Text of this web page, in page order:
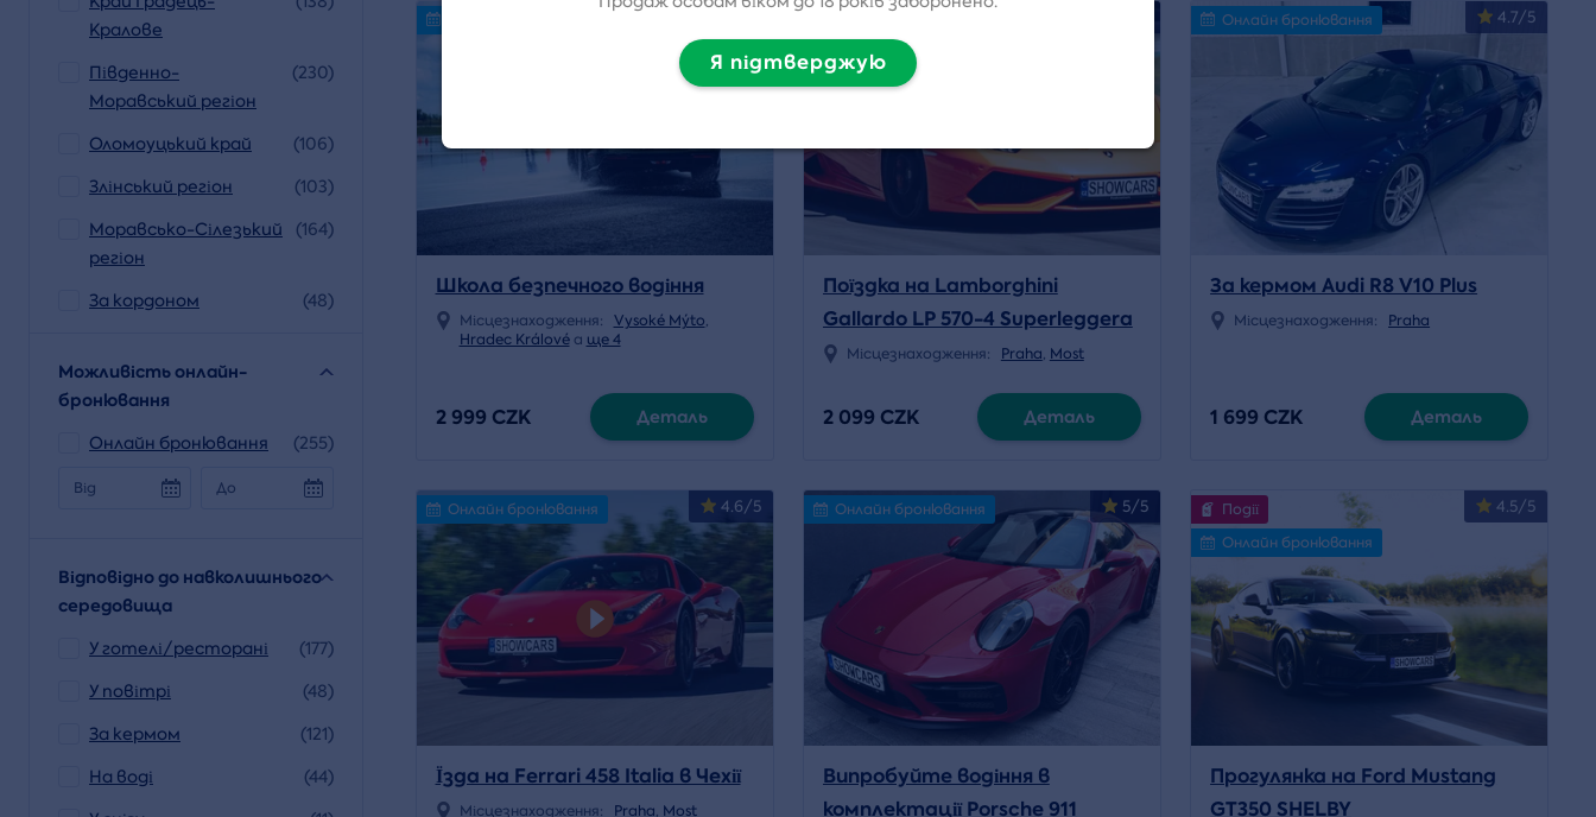
Кралове
Південно-
Моравський регіон
(230)
Оломоуцький край
(106)
Злінський регіон
(103)
Моравсько-Сілезький
регіон
(164)
За кордоном (48)
Можливість онлайн-
бронювання
Онлайн бронювання (255)
Від До
Відповідно до навколишнього
середовища
У готелі/ресторані
(177)
У повітрі
(48)
За кермом
(121)
На воді
(44)
Школа безпечного водіння
Місцезнаходження: Vysoké Mýto,
Hradec Královéa ще 4
2 999 CZK Деталь
Поїздка на Lamborghini
Gallardo LP 570-4 Superleggera
в Чехії
Місцезнаходження: Praha, Most
2 099 CZK Деталь
4.7/5
Онлайн бронювання
За кермом Audi R8 V10 Plus
Місцезнаходження: Praha
1 699 CZK Деталь
4.6/5
Онлайн бронювання
Їзда на Ferrari 458 Italia в Чехії
Місцезнаходження: Praha, Most
5/5
Онлайн бронювання
Випробуйте водіння в
комплектації Porsche 911
4.5/5
Події
Онлайн бронювання
Прогулянка на Ford Mustang
GT350 SHELBY
Я підтверджую